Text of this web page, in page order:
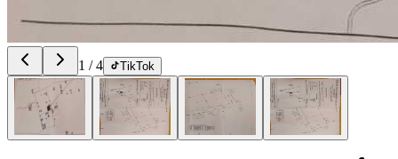
1 /4 TikTok